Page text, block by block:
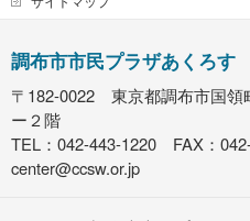
調布市市民プラザあくろ
〒182-0022 東京都調布市国
ー２階
TEL：042-443-1220 FAX：
center@ccsw.or.jp